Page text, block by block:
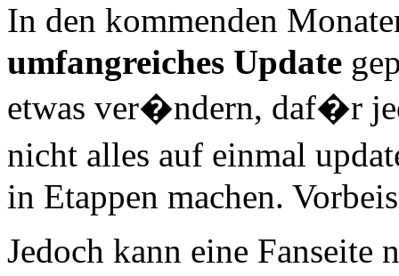
In den kommenden
umfangreiches Update
etwas ver�ndern, daf�r
nicht alles auf einmal
in Etappen machen.
Jedoch kann eine Fanseite